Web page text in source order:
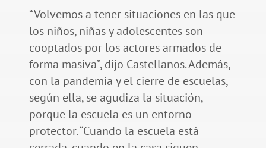
“Volvemos a tener situaciones en las que
los niños, niñas y adolescentes son
cooptados por los actores armados de
forma masiva”, dijo Castellanos. Además,
con la pandemia y el cierre de escuelas,
según ella, se agudiza la situación,
porque la escuela es un entorno
protector. “Cuando la escuela está